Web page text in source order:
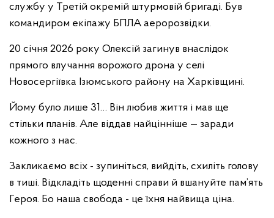
службу у Третій окремій штурмовій бригаді. Був
командиром екіпажу БПЛА аеророзвідки.
20 січня 2026 року Олексій загинув внаслідок
прямого влучання ворожого дрона у селі
Новосергіївка Ізюмського району на Харківщині.
Йому було лише 31… Він любив життя і мав ще
стільки планів. Але віддав найцінніше — заради
кожного з нас.
Закликаємо всіх - зупиніться, вийдіть, схиліть голову
в тиші. Відкладіть щоденні справи й вшануйте пам’ять
Героя. Бо наша свобода - це їхня найвища ціна.